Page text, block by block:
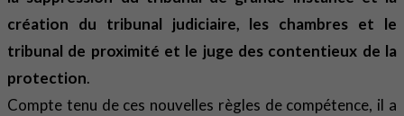
création du tribunal judiciaire, les chambres et le
tribunal de proximité et le juge des contentieux de la
protection.
Compte tenu de ces nouvelles règles de compétence, il a